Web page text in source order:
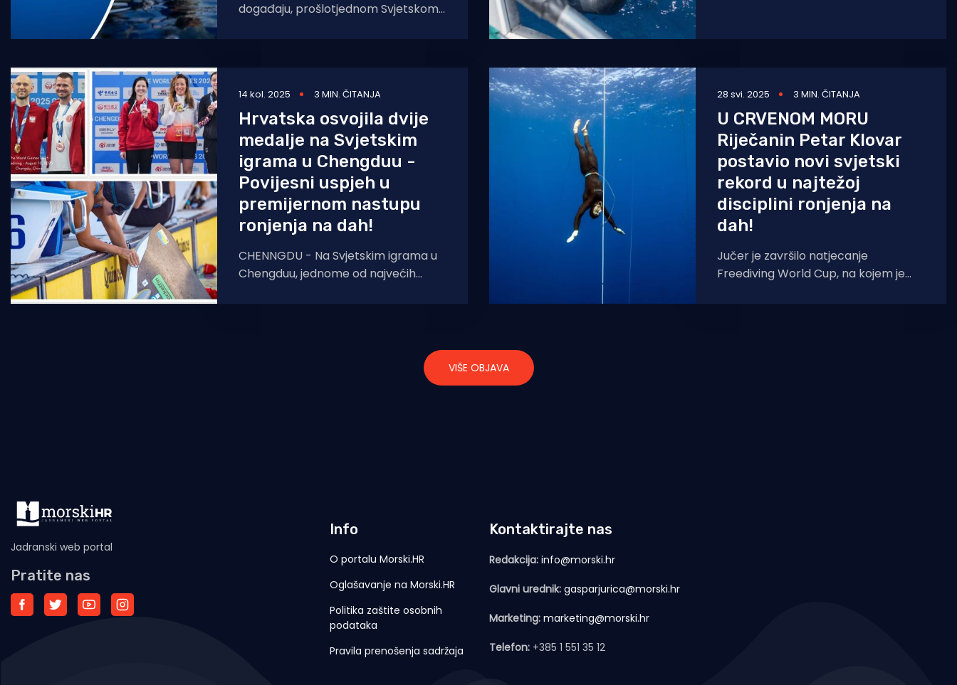
događaju, prošlotjednom Svjetskom
reprezentacija ponovo je ostvarila
14 kol. 2025 3 MIN. ČITANJA
Hrvatska osvojila dvije
medalje na Svjetskim
igrama u Chengduu -
Povijesni uspjeh u
premijernom nastupu
ronjenja na dah!
CHENNGDU - Na Svjetskim igrama u
Chengduu, jednome od najvećih
koji je okupio više od 5.000
28 svi. 2025 3 MIN. ČITANJA
U CRVENOM MORU
Riječanin Petar Klovar
postavio novi svjetski
rekord u najtežoj
disciplini ronjenja na
dah!
Jučer je završilo natjecanje
Freediving World Cup, na kojem je
lokalnom
VIŠE OBJAVA
Jadranski web portal
Pratite nas
Info
O portalu Morski.HR
Oglašavanje na Morski.HR
Politika zaštite osobnih
podataka
Pravila prenošenja sadržaja
Kontaktirajte nas
Redakcija: info@morski.hr
Glavni urednik: gasparjurica@morski.hr
Marketing: marketing@morski.hr
Telefon: +385 1 551 35 12